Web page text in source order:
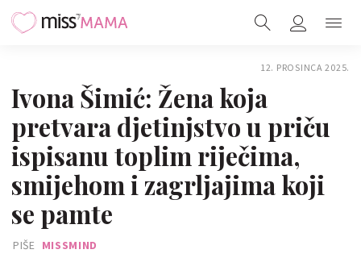
12. PROSINCA 2025.
Ivona Šimić: Žena koja
pretvara djetinjstvo u priču
ispisanu toplim riječima,
smijehom i zagrljajima koji
se pamte
PIŠE MISSMIND